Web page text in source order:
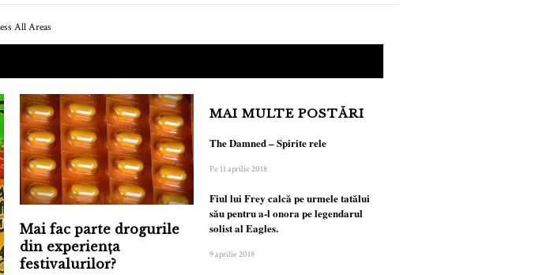
Mai fac parte drogurile
din experiența
festivalurilor?
MAI MULTE POSTĂRI
The Damned – Spirite rele
Pe 11 aprilie 2018
Fiul lui Frey calcă pe urmele tatălui
său pentru a-l onora pe legendarul
solist al Eagles.
9 aprilie 2018